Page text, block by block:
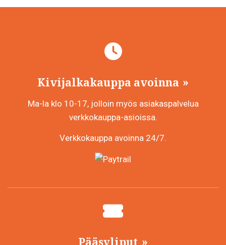
Kivijalkakauppa avoinna
Ma-la klo 10-17, jolloin myös asiakaspalvelua
verkkokauppa-asioissa.
Verkkokauppa avoinna 24/7.
Pääsyliput